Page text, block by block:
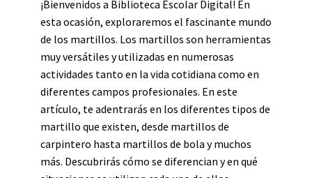
¡Bienvenidos a Biblioteca Escolar Digital! En
esta ocasión, exploraremos el fascinante mundo
de los martillos. Los martillos son herramientas
muy versátiles y utilizadas en numerosas
actividades tanto en la vida cotidiana como en
diferentes campos profesionales. En este
artículo, te adentrarás en los diferentes tipos de
martillo que existen, desde martillos de
carpintero hasta martillos de bola y muchos
más. Descubrirás cómo se diferencian y en qué